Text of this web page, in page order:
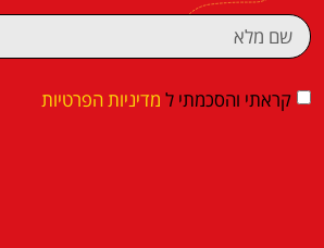
קראתי והסכמתי ל מדיניות הפרטיות